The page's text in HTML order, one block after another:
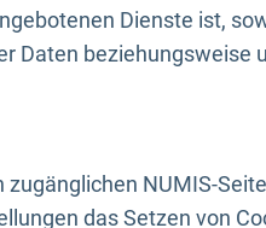
Dienste ist,
Daten
NUMIS-
das Setzen von